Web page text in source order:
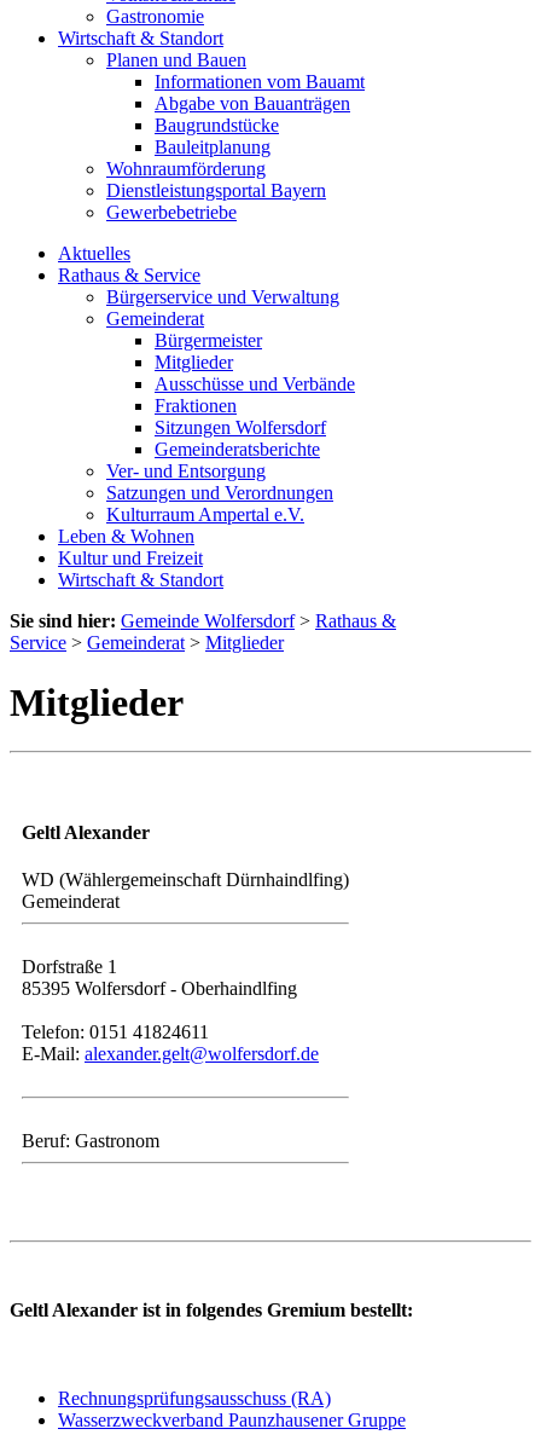
Gastronomie
Wirtschaft & Standort
Planen und Bauen
Informationen vom Bauamt
Abgabe von Bauanträgen
Baugrundstücke
Bauleitplanung
Wohnraumförderung
Dienstleistungsportal Bayern
Gewerbebetriebe
Aktuelles
Rathaus & Service
Bürgerservice und Verwaltung
Gemeinderat
Bürgermeister
Mitglieder
Ausschüsse und Verbände
Fraktionen
Sitzungen Wolfersdorf
Gemeinderatsberichte
Ver- und Entsorgung
Satzungen und Verordnungen
Kulturraum Ampertal e.V.
Leben & Wohnen
Kultur und Freizeit
Wirtschaft & Standort
Sie sind hier: Gemeinde Wolfersdorf> Rathaus &
Service > Gemeinderat > Mitglieder
Mitglieder
Geltl Alexander
WD (Wählergemeinschaft Dürnhaindlfing)
Gemeinderat
Dorfstraße 1
85395 Wolfersdorf - Oberhaindlfing
Telefon: 0151 41824611
E-Mail: alexander.gelt@wolfersdorf.de
Beruf: Gastronom
Geltl Alexander ist in folgendes Gremium bestellt:
Rechnungsprüfungsausschuss (RA)
Wasserzweckverband Paunzhausener Gruppe